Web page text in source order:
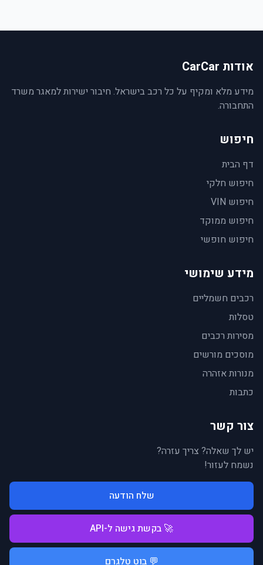
אודות CarCar
מידע מלא ומקיף על כל רכב בישראל. חיבור ישירות למאגר משרד
התחבורה.
חיפוש
דף הבית
חיפוש חלקי
חיפוש VIN
חיפוש ממוקד
חיפוש חופשי
מידע שימושי
רכבים חשמליים
טסלות
מסירות רכבים
מוסכים מורשים
מנורות אזהרה
כתבות
צור קשר
יש לך שאלה? צריך עזרה?
נשמח לעזור!
שלח הודעה
🚀 בקשת גישה ל-API
💬 בוט טלגרם